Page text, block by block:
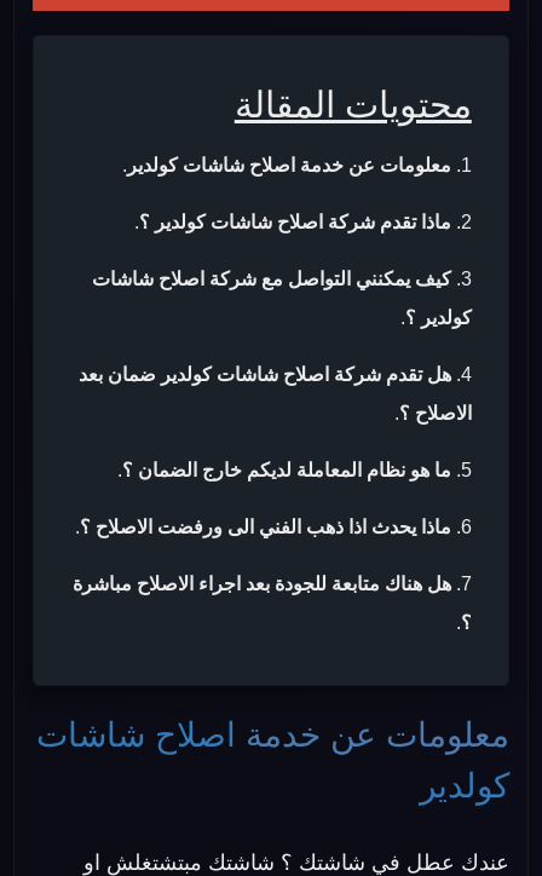
محتويات المقالة
معلومات عن خدمة اصلاح شاشات كولدير .
ماذا تقدم شركة اصلاح شاشات كولدير ؟.
كيف يمكنني التواصل مع شركة اصلاح شاشات
كولدير ؟.
هل تقدم شركة اصلاح شاشات كولدير ضمان بعد
الاصلاح ؟.
ما هو نظام المعاملة لديكم خارج الضمان ؟.
ماذا يحدث اذا ذهب الفني الى ورفضت الاصلاح ؟.
هل هناك متابعة للجودة بعد اجراء الاصلاح مباشرة
؟.
معلومات عن خدمة
اصلاح شاشات
كولدير
عندك عطل في شاشتك ؟ شاشتك مبتشتغلش او